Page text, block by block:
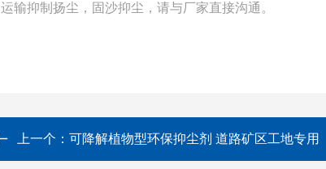
运输抑制扬尘，固沙抑尘，请与厂家直接沟通。
上一个： 可降解植物型环保抑尘剂 道路矿区工地专用